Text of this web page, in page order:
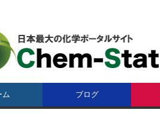
ム ブログ